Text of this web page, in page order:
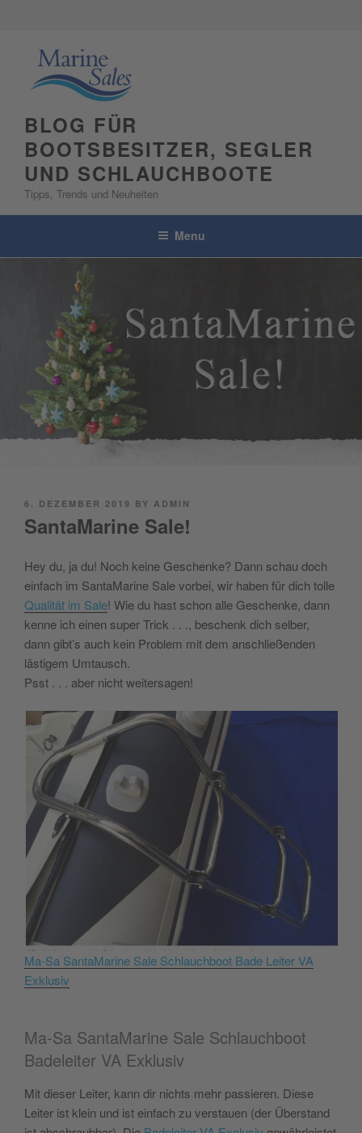
BLOG FÜR
BOOTSBESITZER, SEGLER
UND SCHLAUCHBOOTE
Tipps, Trends und Neuheiten
Menu
POSTED
ON
6. DEZEMBER 2019 BY ADMIN
SantaMarine Sale!
Hey du, ja du! Noch keine Geschenke? Dann schau doch
einfach im SantaMarine Sale vorbei, wir haben für dich tolle
Qualität im Sale! Wie du hast schon alle Geschenke, dann
kenne ich einen super Trick . . ., beschenk dich selber,
dann gibt’s auch kein Problem mit dem anschließenden
lästigem Umtausch.
Psst . . . aber nicht weitersagen!
Ma-Sa SantaMarine Sale Schlauchboot Bade Leiter VA
Exklusiv
Ma-Sa SantaMarine Sale Schlauchboot
Badeleiter VA Exklusiv
Mit dieser Leiter, kann dir nichts mehr passieren. Diese
Leiter ist klein und ist einfach zu verstauen (der Überstand